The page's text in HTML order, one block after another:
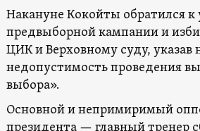
Накануне Кокойты обратился к
предвыборной кампании и
ЦИК и Верховному суду, указав
недопустимость проведения
выбора».
Основной и непримиримый